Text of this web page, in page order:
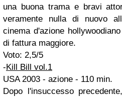
una buona trama e bravi
veramente nulla di nuovo
cinema d'azione
di fattura maggiore.
Voto: 2,5/5
-Kill Bill vol.1
USA 2003 - azione - 110 min.
Dopo l'insuccesso